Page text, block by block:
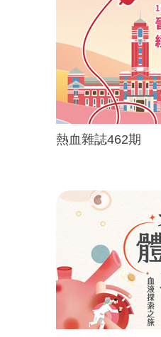
熱血雜誌462期